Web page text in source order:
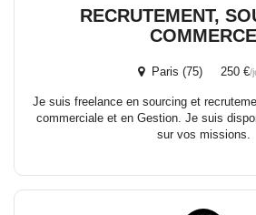
RECRUTEMENT,
COMMERCE
Paris (75) 250 €/
Je suis freelance en sourcing et
commerciale et en Gestion. Je suis
sur vos missions.